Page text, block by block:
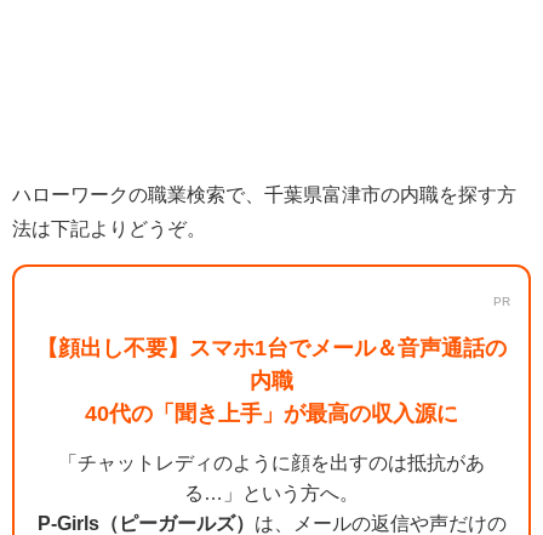
ハローワークの職業検索で、千葉県富津市の内職を探す方
法は下記よりどうぞ。
PR
【顔出し不要】スマホ1台でメール＆音声通話の
内職
40代の「聞き上手」が最高の収入源に
「チャットレディのように顔を出すのは抵抗があ
る…」という方へ。
P-Girls（ピーガールズ） は、メールの返信や声だけの